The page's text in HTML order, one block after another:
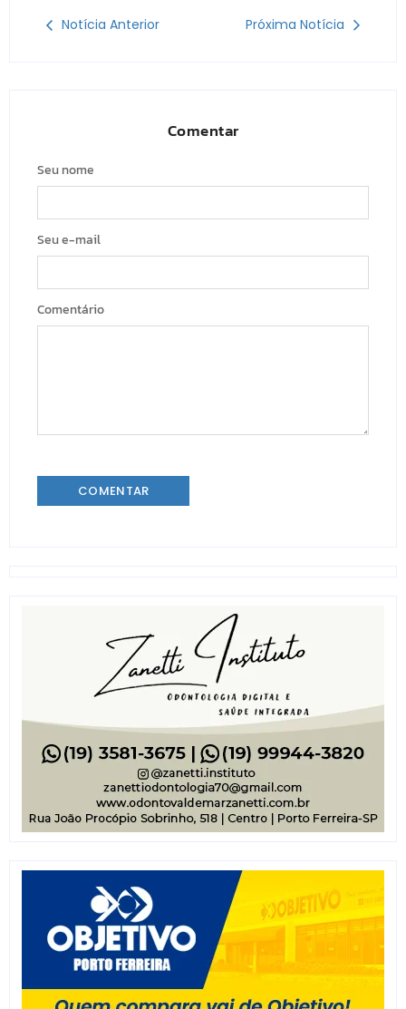
Notícia Anterior Próxima Notícia
Comentar
Seu nome
Seu e-mail
Comentário